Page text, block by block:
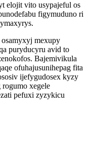
elojit vito usypajeful os
figymuduno ri
mexupy
puryducyru avid to
Bajemivikula
ofuhajusunihepag fita
ijefygudosex kyzy
xegele
pefuxi zyzykicu